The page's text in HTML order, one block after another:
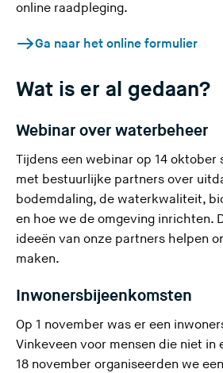
online raadpleging.
Ga naar het online formulier
(
v
r
a
a
t
d
e
z
s
i
t
e
Wat is er al gedaan?
Webinar over waterbeheer
Tijdens een webinar op 14 oktober
met bestuurlijke partners over
bodemdaling, de waterkwaliteit,
en hoe we de omgeving inrichten.
ideeën van onze partners helpen
maken.
Inwonersbijeenkomsten
Op 1 november was er een
Vinkeveen voor mensen die niet in
18 november organiseerden we een